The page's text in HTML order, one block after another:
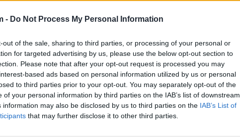
- Do Not Process My Personal Information
out of the sale, sharing to third parties, or processing of your personal or
for targeted advertising by us, please use the below opt-out section to
Please note that after your opt-out request is processed you may
based ads based on personal information utilized by us or personal
to third parties prior to your opt-out. You may separately opt-out of the
of your personal information by third parties on the IAB’s list of downstream
information may also be disclosed by us to third parties on the IAB’s List of
that may further disclose it to other third parties.
Ledro a parkování v této části ulice bylo zakázáno.
rozšiřovala, až kolem ní město muselo umístit
otvor zcela zakrýt a zamezit případným úrazům,
„Most není v takovém stavebně-technickém stavu, aby
zabezpečili, aby do něj nikdo nespadl. V tuto chvíli
dopravní význam, a investovat do něj by nyní
Jan Konvalinka. Dodal, že komunikace bude